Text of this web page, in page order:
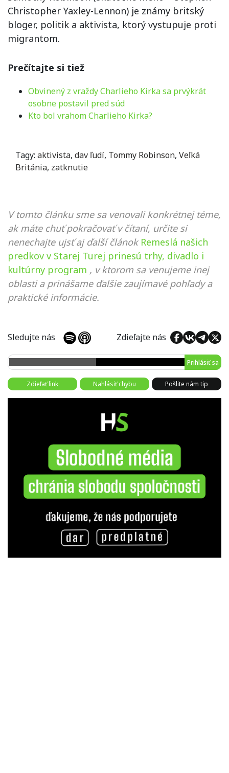
Christopher Yaxley-Lennon) je známy britský
bloger, politik a aktivista, ktorý vystupuje proti
migrantom.
Prečítajte si tiež
Obvinený z vraždy Charlieho Kirka sa prvýkrát
osobne postavil pred súd
Kto bol vrahom Charlieho Kirka?
Tagy: aktivista, dav ľudí, Tommy Robinson, Veľká
Británia, zatknutie
V tomto článku sme sa venovali konkrétnej téme,
ak máte chuť pokračovať v čítaní, určite si
nenechajte ujsť aj ďalší článok Remeslá našich
predkov v Starej Turej prinesú trhy, divadlo i
kultúrny program , v ktorom sa venujeme inej
oblasti a prinášame ďalšie zaujímavé pohľady a
praktické informácie.
Sledujte nás Zdieľajte nás
Prihlásiť sa
Zdieľať link Nahlásiť chybu Pošlite nám tip